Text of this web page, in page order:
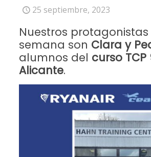
25 septiembre, 2023
Nuestros
semana son Clara y
alumnos del curso TCP
Alicante.